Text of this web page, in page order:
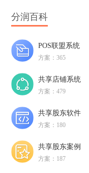
分润百科
POS联盟系统
方案：365
共享店铺系统
方案：479
共享股东软件
方案：180
共享股东案例
方案：187